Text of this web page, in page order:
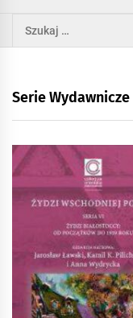
Szukaj:
Serie Wydawnicze